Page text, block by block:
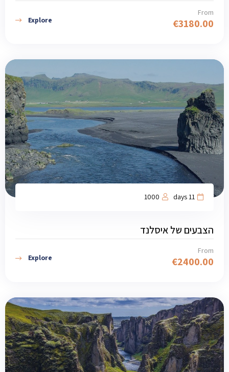
From
€3180.00
Explore
11 days
1000
הצבעים של איסלנד
From
€2400.00
Explore